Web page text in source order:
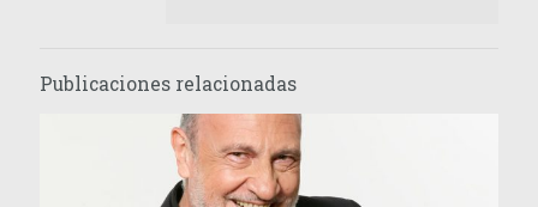
Publicaciones relacionadas